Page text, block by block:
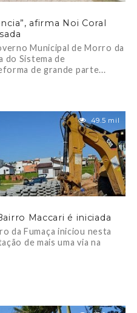
afirma Noi Coral
Municipal de Morro da
do Sistema de
de grande parte...
49.5 mil
Maccari é iniciada
da Fumaça iniciou nesta
de mais uma via na